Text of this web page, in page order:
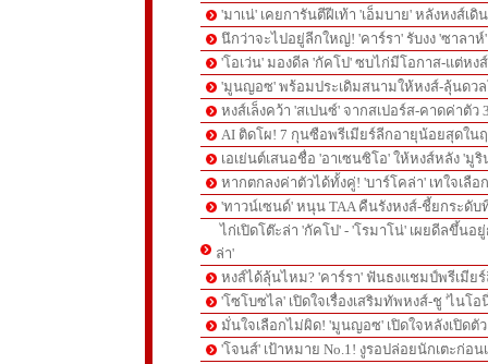
'มาเน่' เคยการันตีฝีเท้า 'เอ็มบาย' หลังหงส์เดิ
นึกว่าจะไปอยู่ลีกใหญ่! 'คาร์รา' รับงง 'ซาลา
'โอเว่น' มองดีล 'กัคโป' ซบไก่มีโอกาส-แต่ห
'มูนญอซ' พร้อมประเดิมสนามให้หงส์-ลุ้นดว
หงส์เล็งคว้า 'สเปนซ์' จากสเปอร์ส-คาดค่าตัว
AI ติดโผ! 7 กุนซือพรีเมียร์ลีกอายุน้อยสุดใน
เอเย่นต์เสนอชื่อ 'อาเซนซิโอ' ให้หงส์หลัง 'มู
หากตกลงค่าตัวได้ทั้งคู่! 'บาร์โคล่า' เทใจเลือ
'ทาวน์เซนด์' หนุน TAA คืนรังหงส์-ชี้ยกระดั
ไก่เปิดโต๊ะล่า 'กัคโป' - 'โรมาโน่' เผยดีลขึ้นอ
ล่า'
หงส์ได้ลุ้นไหม? 'คาร์รา' ฟันธงแชมป์พรีเมีย
'โซโบซไล' เปิดใจเรื่องเสริมทัพหงส์-ชู 'ไนโ
มั่นใจเลือกไม่ผิด! 'มูนญอซ' เปิดใจหลังเปิดตั
'โจนส์' เป้าหมาย No.1! งูรอปล่อยนักเตะก่อ